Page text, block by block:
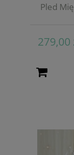
Pled
279,00